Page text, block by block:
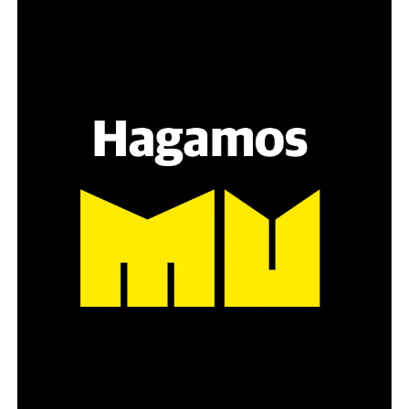
es a través del interrogante, que puedan encarnar la
pregunta», comparte Gonzalo, de 41 años.